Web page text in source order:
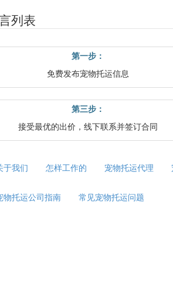
列表
第一步：
免费发布宠物托运信息
第三步：
接受最优的出价，线下联系并签订合同
于我们 怎样工作的 宠物托运代理
物托运公司指南 常见宠物托运问题